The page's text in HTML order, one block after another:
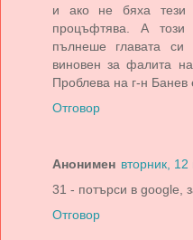
и ако не бяха
процъфтява. А
пълнеше главата
виновен за фалита
Проблева на г-н Банев
Отговор
Анонимен вторник,
31 - потърси в google,
Отговор